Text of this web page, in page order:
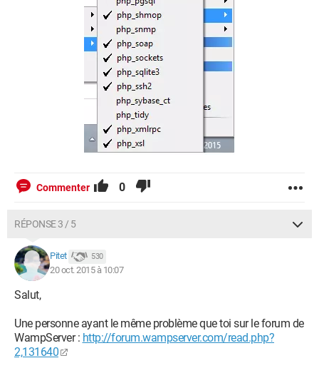
Commenter 0
RÉPONSE 3 / 5
Pitet 530
20 oct. 2015 à 10:07
Salut,
Une personne ayant le même problème que toi sur le forum de
WampServer : http://forum.wampserver.com/read.php?
2,131640